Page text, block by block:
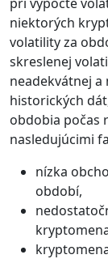
niektorých
volatility za
skreslenej
neadekvátnej
historických
obdobia počas
nasledujúcimi
nízka
období,